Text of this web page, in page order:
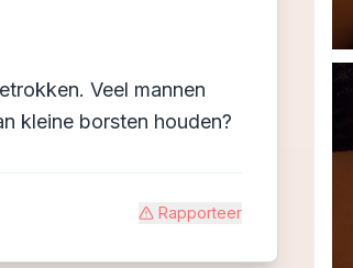
Veel mannen
kleine borsten houden?
Rapporteer